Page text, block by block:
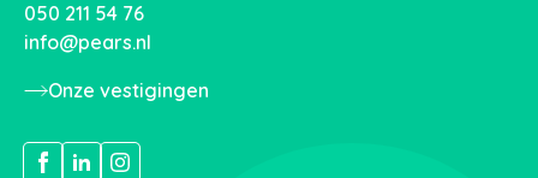
050 211 54 76
info@pears.nl
Onze vestigingen